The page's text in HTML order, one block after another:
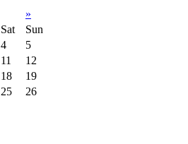
»
Sat
Sun
4
5
11
12
18
19
25
26